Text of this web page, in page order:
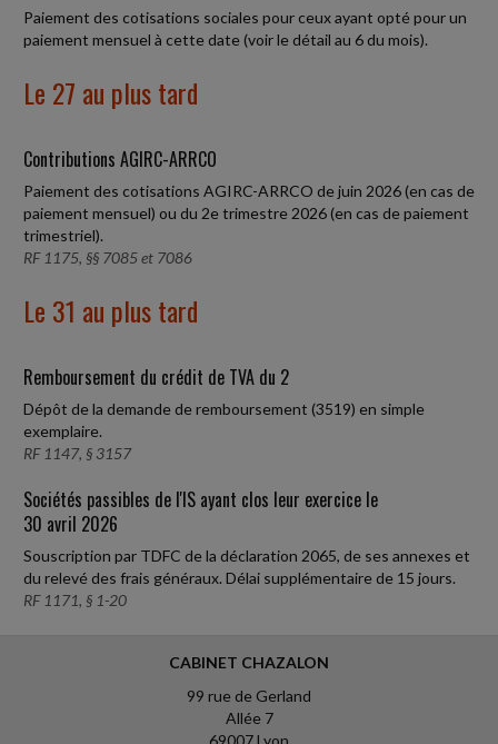
Paiement des cotisations sociales pour ceux ayant opté pour un
paiement mensuel à cette date (voir le détail au 6 du mois).
Le 27 au plus tard
Contributions AGIRC-ARRCO
Paiement des cotisations AGIRC-ARRCO de juin 2026 (en cas de
paiement mensuel) ou du 2e trimestre 2026 (en cas de paiement
trimestriel).
RF 1175, §§ 7085 et 7086
Le 31 au plus tard
Remboursement du crédit de TVA du 2
Dépôt de la demande de remboursement (3519) en simple
exemplaire.
RF 1147, § 3157
Sociétés passibles de l'IS ayant clos leur exercice le
30 avril 2026
Souscription par TDFC de la déclaration 2065, de ses annexes et
du relevé des frais généraux. Délai supplémentaire de 15 jours.
RF 1171, § 1-20
CABINET CHAZALON
99 rue de Gerland
Allée 7
69007 Lyon